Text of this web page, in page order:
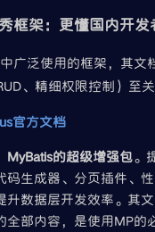
框架：更懂国内开发
广泛使用的框架，其文
、精细权限控制）至关
官方文档
MyBatis的超级增强包。
码生成器、分页插件、
升数据层开发效率。其
全部内容，是使用MP的